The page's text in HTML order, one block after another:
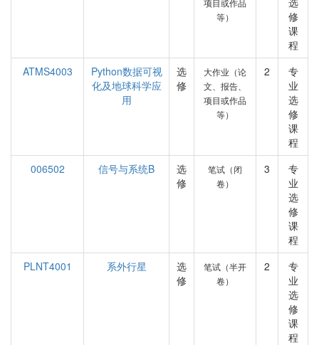
项目或作品
等）
修
课
程
ATMS4003
Python数据可视
化及地球科学应
用
选
修
大作业（论
文、报告、
项目或作品
等）
2
专
业
选
修
课
程
006502
信号与系统B
选
修
笔试（闭
卷）
3
专
业
选
修
课
程
PLNT4001
系外行星
选
修
笔试（半开
卷）
2
专
业
选
修
课
程